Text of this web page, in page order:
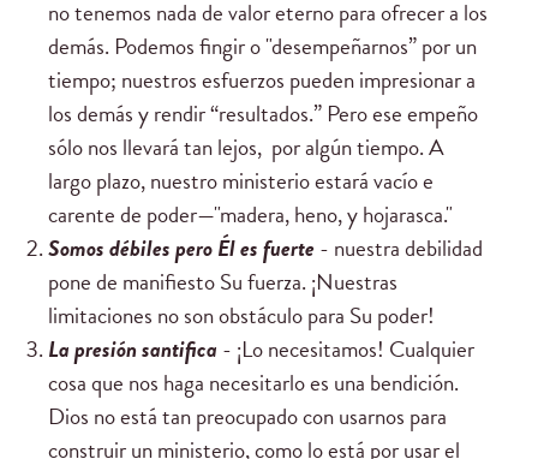
no tenemos nada de valor eterno para ofrecer a los
demás. Podemos fingir o "desempeñarnos” por un
tiempo; nuestros esfuerzos pueden impresionar a
los demás y rendir “resultados.” Pero ese empeño
sólo nos llevará tan lejos, por algún tiempo. A
largo plazo, nuestro ministerio estará vacío e
carente de poder—"madera, heno, y hojarasca."
Somos débilespero Él es fuerte- nuestra debilidad
pone de manifiesto Su fuerza. ¡Nuestras
limitaciones no son obstáculo para Su poder!
La presiónsantifica - ¡Lo necesitamos! Cualquier
cosa que nos haga necesitarlo es una bendición.
Dios no está tan preocupado con usarnos para
construir un ministerio, como lo está por usar el